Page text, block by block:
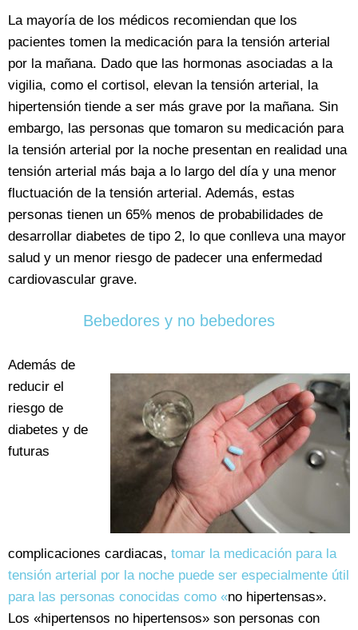
La mayoría de los médicos recomiendan que los
pacientes tomen la medicación para la tensión arterial
por la mañana. Dado que las hormonas asociadas a la
vigilia, como el cortisol, elevan la tensión arterial, la
hipertensión tiende a ser más grave por la mañana. Sin
embargo, las personas que tomaron su medicación para
la tensión arterial por la noche presentan en realidad una
tensión arterial más baja a lo largo del día y una menor
fluctuación de la tensión arterial. Además, estas
personas tienen un 65% menos de probabilidades de
desarrollar diabetes de tipo 2, lo que conlleva una mayor
salud y un menor riesgo de padecer una enfermedad
cardiovascular grave.
Bebedores y no bebedores
Además de
reducir el
riesgo de
diabetes y de
futuras
complicaciones cardiacas, tomar la medicación para la
tensión arterial por la noche puede ser especialmente útil
para las personas conocidas como «no hipertensas».
Los «hipertensos no hipertensos» son personas con